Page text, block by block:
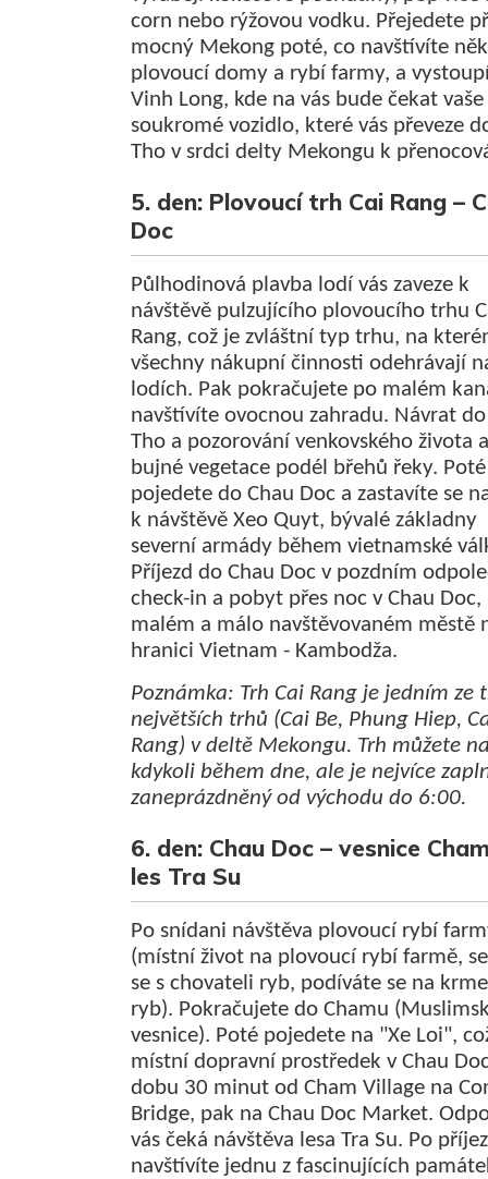
corn nebo rýžovou vodku. Přejedete
mocný Mekong poté, co navštívíte
plovoucí domy a rybí farmy, a
Vinh Long, kde na vás bude čekat vaše
soukromé vozidlo, které vás převeze
Tho v srdci delty Mekongu k
5. den: Plovoucí trh Cai Rang –
Doc
Půlhodinová plavba lodí vás zaveze k
návštěvě pulzujícího plovoucího trhu
Rang, což je zvláštní typ trhu, na
všechny nákupní činnosti odehrávají
lodích. Pak pokračujete po malém
navštívíte ovocnou zahradu. Návrat do
Tho a pozorování venkovského života a
bujné vegetace podél břehů řeky. Poté
pojedete do Chau Doc a zastavíte se
k návštěvě Xeo Quyt, bývalé základny
severní armády během vietnamské
Příjezd do Chau Doc v pozdním
check-in a pobyt přes noc v Chau Doc,
malém a málo navštěvovaném městě
hranici Vietnam - Kambodža.
Poznámka: Trh Cai Rang je jedním ze
největších trhů (Cai Be, Phung Hiep,
Rang) v deltě Mekongu. Trh můžete
kdykoli během dne, ale je nejvíce
zaneprázdněný od východu do 6:00.
6. den: Chau Doc – vesnice
les Tra Su
Po snídani návštěva plovoucí rybí
(místní život na plovoucí rybí farmě,
se s chovateli ryb, podíváte se na
ryb). Pokračujete do Chamu
vesnice). Poté pojedete na "Xe Loi",
místní dopravní prostředek v Chau
dobu 30 minut od Cham Village na
Bridge, pak na Chau Doc Market.
vás čeká návštěva lesa Tra Su. Po
navštívíte jednu z fascinujících